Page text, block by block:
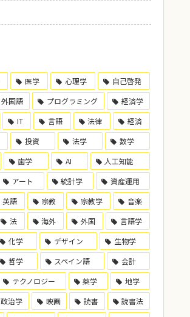
医学 心理学
自己啓発
外国語 プログラミング
経済学
IT 言語 法律
経済
投資 法学
数学
歯学 AI
人工知能
アート 統計学
資産運用
英語 宗教 宗教学
音楽
法 海外 外国
言語学
化学 デザイン
生物学
哲学 スペイン語
会計
テクノロジー 薬学
地学
政治学 映画 読書
読書法